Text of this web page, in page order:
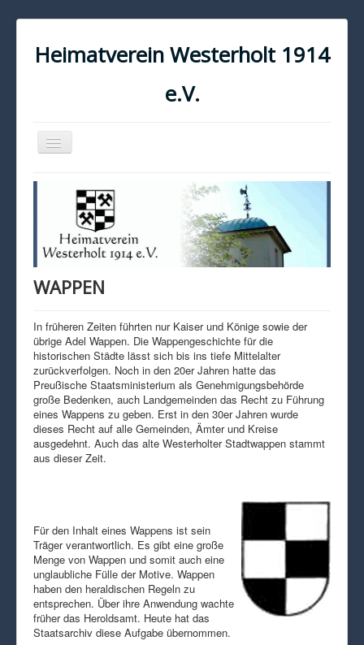
Heimatverein Westerholt 1914
e.V.
Navigation
an/aus
KONTAKT
IMPRESSUM
DATENSCHUTZ
WAPPEN
In früheren Zeiten führten nur Kaiser und Könige sowie der
übrige Adel Wappen. Die Wappengeschichte für die
historischen Städte lässt sich bis ins tiefe Mittelalter
zurückverfolgen. Noch in den 20er Jahren hatte das
Preußische Staatsministerium als Genehmigungsbehörde
große Bedenken, auch Landgemeinden das Recht zu Führung
eines Wappens zu geben. Erst in den 30er Jahren wurde
dieses Recht auf alle Gemeinden, Ämter und Kreise
ausgedehnt. Auch das alte Westerholter Stadtwappen stammt
aus dieser Zeit.
Für den Inhalt eines Wappens ist sein
Träger verantwortlich. Es gibt eine große
Menge von Wappen und somit auch eine
unglaubliche Fülle der Motive. Wappen
haben den heraldischen Regeln zu
entsprechen. Über ihre Anwendung wachte
früher das Heroldsamt. Heute hat das
Staatsarchiv diese Aufgabe übernommen.